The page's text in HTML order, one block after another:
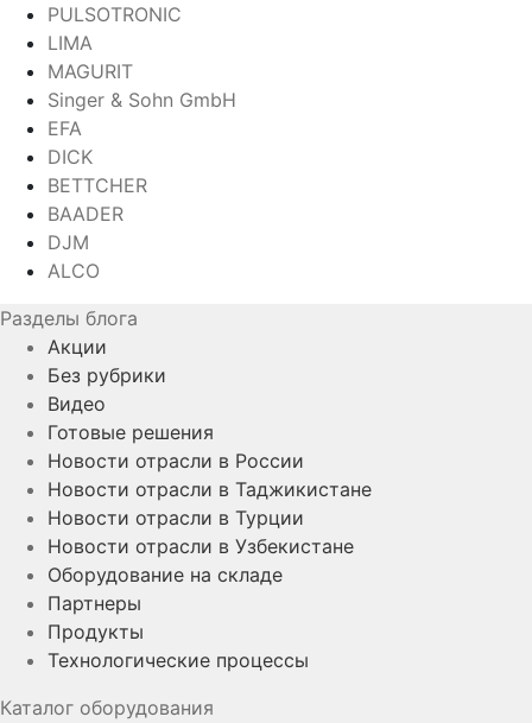
PULSOTRONIC
LIMA
MAGURIT
Singer & Sohn GmbH
EFA
DICK
BETTCHER
BAADER
DJM
ALCO
Разделы блога
Акции
Без рубрики
Видео
Готовые решения
Новости отрасли в России
Новости отрасли в Таджикистане
Новости отрасли в Турции
Новости отрасли в Узбекистане
Оборудование на складе
Партнеры
Продукты
Технологические процессы
Каталог оборудования